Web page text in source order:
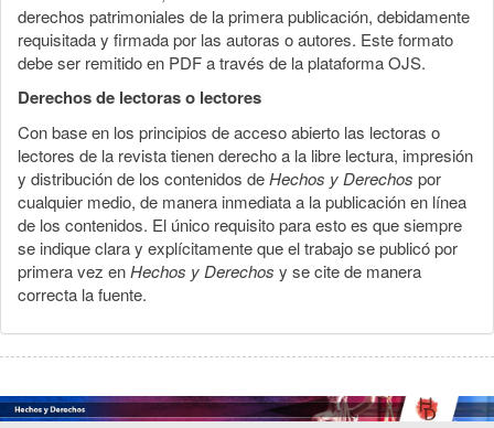
derechos patrimoniales de la primera publicación, debidamente
requisitada y firmada por las autoras o autores. Este formato
debe ser remitido en PDF a través de la plataforma OJS.
Derechos de lectoras o lectores
Con base en los principios de acceso abierto las lectoras o
lectores de la revista tienen derecho a la libre lectura, impresión
y distribución de los contenidos deHechos y Derechos por
cualquier medio, de manera inmediata a la publicación en línea
de los contenidos. El único requisito para esto es que siempre
se indique clara y explícitamente que el trabajo se publicó por
primera vez enHechos y Derechos y se cite de manera
correcta la fuente.